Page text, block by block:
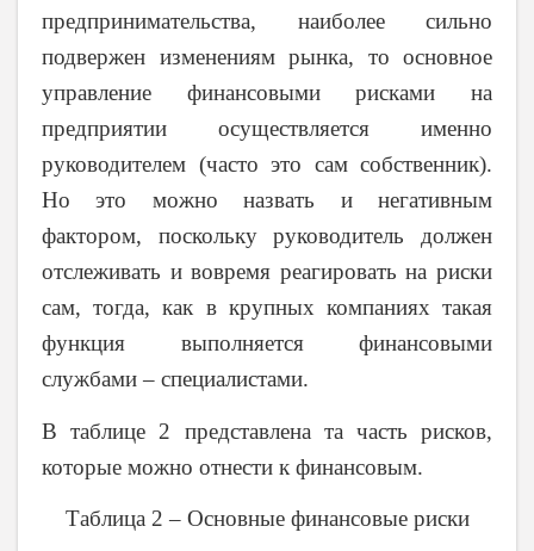
предпринимательства, наиболее сильно
подвержен изменениям рынка, то основное
управление финансовыми рисками на
предприятии осуществляется именно
руководителем (часто это сам собственник).
Но это можно назвать и негативным
фактором, поскольку руководитель должен
отслеживать и вовремя реагировать на риски
сам, тогда, как в крупных компаниях такая
функция выполняется финансовыми
службами – специалистами.
В таблице 2 представлена та часть рисков,
которые можно отнести к финансовым.
Таблица 2 – Основные финансовые риски